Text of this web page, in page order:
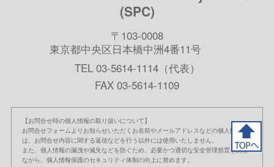
(SPC)
〒103-0008
東京都中央区日本橋中洲4番11号
TEL 03-5614-1114（代表）
FAX 03-5614-1109
【お問合せ時の個人情報の取り扱いについて】
お問合せフォームよりお知らせいただくお名前やメールアドレスなどの個人情報
は、お問合せ内容に関する返信などを行う以外には使用いたしません。
また、個人情報の漏洩や滅失などを防ぐため、必要かつ適切な安全管理措置を講じ
ながら、個人情報保護のセキュリティ体制の向上に努めます。